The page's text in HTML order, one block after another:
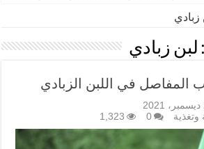
زبادي
لبن زبادي
المفاصل في اللبن الزبادي
0
1,323